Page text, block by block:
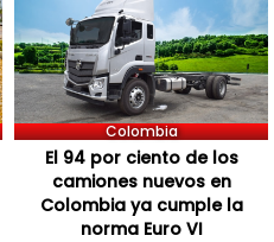
Colombia
El 94 por ciento de los
camiones nuevos en
Colombia ya cumple la
norma Euro VI